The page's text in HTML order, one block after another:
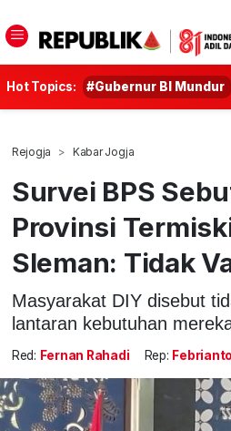
Hot Topics: #Gubernur BI Mundur
Rejogja Kabar Jogja
Survei BPS
Provinsi
Sleman: Tidak
Masyarakat DIY disebut
lantaran kebutuhan
Red: Fernan Rahadi Rep: